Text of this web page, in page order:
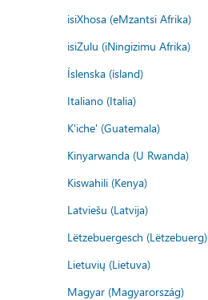
isiXhosa (eMzantsi Afrika)
isiZulu (iNingizimu Afrika)
Íslenska (ísland)
Italiano (Italia)
K'iche' (Guatemala)
Kinyarwanda (U Rwanda)
Kiswahili (Kenya)
Latviešu (Latvija)
Lëtzebuergesch (Lëtzebuerg)
Lietuvių (Lietuva)
Magyar (Magyarország)